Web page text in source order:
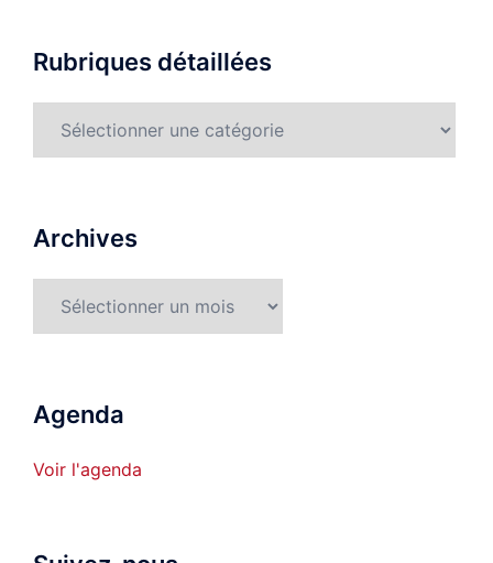
Rubriques détaillées
Archives
Agenda
Voir l'agenda